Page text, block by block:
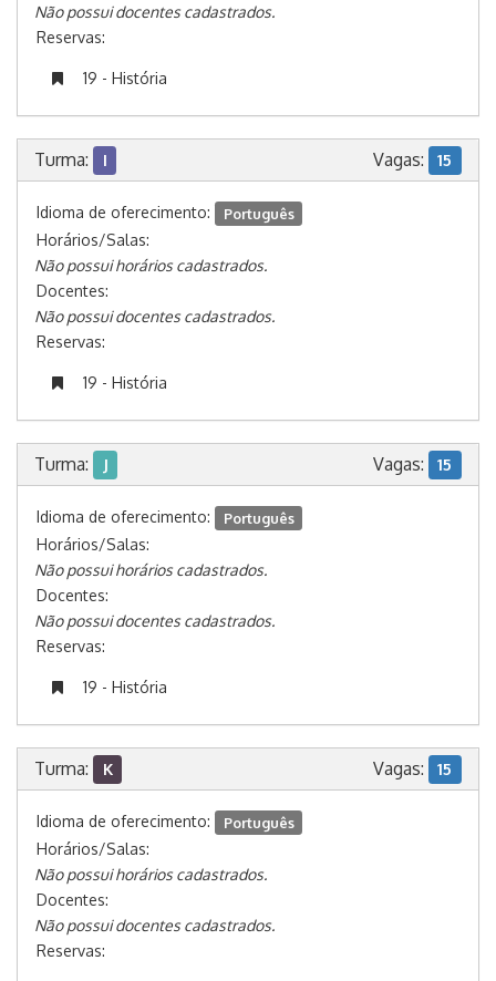
Não possui docentes cadastrados.
Reservas:
19 - História
Turma: I Vagas: 15
Idioma de oferecimento: Português
Horários/Salas:
Não possui horários cadastrados.
Docentes:
Não possui docentes cadastrados.
Reservas:
19 - História
Turma: J Vagas: 15
Idioma de oferecimento: Português
Horários/Salas:
Não possui horários cadastrados.
Docentes:
Não possui docentes cadastrados.
Reservas:
19 - História
Turma: K Vagas: 15
Idioma de oferecimento: Português
Horários/Salas:
Não possui horários cadastrados.
Docentes:
Não possui docentes cadastrados.
Reservas: